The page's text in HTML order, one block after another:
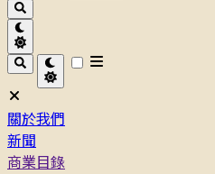
關於我們
新聞
商業目錄